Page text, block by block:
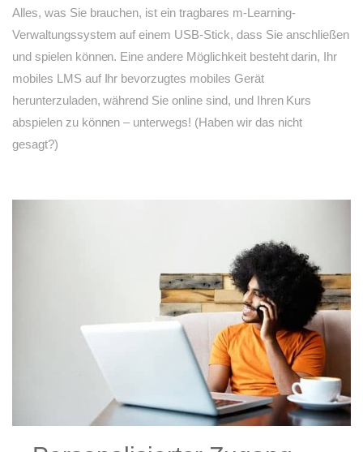
Alles, was Sie brauchen, ist ein tragbares m-Learning-
Verwaltungssystem auf einem USB-Stick, dass Sie anschließen
und spielen können. Eine andere Möglichkeit besteht darin, Ihr
mobiles LMS auf Ihr bevorzugtes mobiles Gerät
herunterzuladen, während Sie online sind, und Ihren Kurs
abspielen zu können – unterwegs! (Haben wir das nicht
gesagt?)